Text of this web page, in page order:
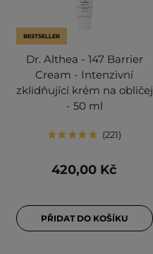
BESTSELLER
Dr. Althea - 147 Barrier
Cream - Intenzivní
zklidňující krém na obličej
- 50 ml
221
420,00 Kč
PŘIDAT DO KOŠÍKU